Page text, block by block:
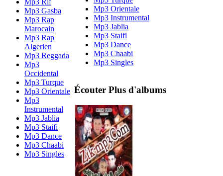
Mp3 Gasba
Mp3 Rap
Marocain
Mp3 Rap
Algerien
Mp3 Reggada
Mp3
Occidental
Mp3 Turque
Mp3 Orientale
Mp3
Instrumental
Mp3 Jablia
Mp3 Staifi
Mp3 Dance
Mp3 Chaabi
Mp3 Singles
Mp3 Orientale
Mp3 Instrumental
Mp3 Jablia
Mp3 Staifi
Mp3 Dance
Mp3 Chaabi
Mp3 Singles
Écouter Plus d'albums